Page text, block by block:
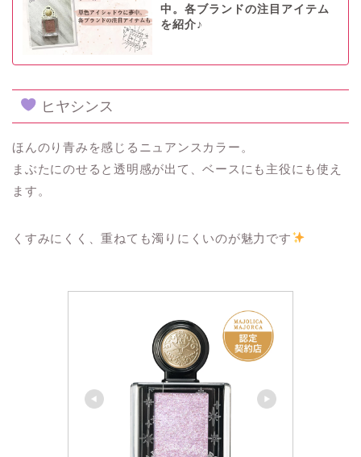
中。各ブランドの注目アイテム
を紹介♪
ヒヤシンス
ほんのり青みを感じるニュアンスカラー。
まぶたにのせると透明感が出て、ベースにも主役にも使え
ます。
くすみにくく、重ねても濁りにくいのが魅力です